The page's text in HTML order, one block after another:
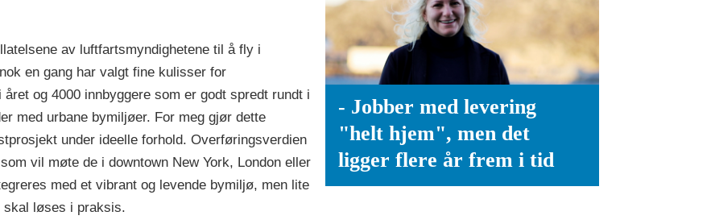
- Jobber med levering
"helt hjem", men det
ligger flere år frem i tid
av luftfartsmyndighetene til å fly i
en gang har valgt fine kulisser for
og 4000 innbyggere som er godt spredt rundt i
med urbane bymiljøer. For meg gjør dette
under ideelle forhold. Overføringsverdien
vil møte de i downtown New York, London eller
med et vibrant og levende bymiljø, men lite
skal løses i praksis.